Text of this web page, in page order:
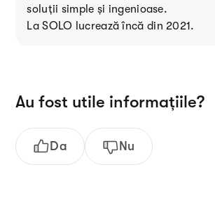
soluții simple și ingenioase.
La SOLO lucrează încă din 2021.
Au fost utile informațiile?
Da Nu